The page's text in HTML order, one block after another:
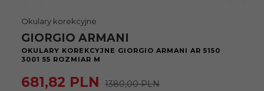
Okulary korekcyjne
GIORGIO ARMANI
OKULARY KOREKCYJNE GIORGIO ARMANI AR 5150
3001 55 ROZMIAR M
681,82 PLN 1380,00 PLN